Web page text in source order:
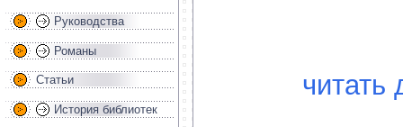
Руководства
Романы
Статьи
История библиотек
читать